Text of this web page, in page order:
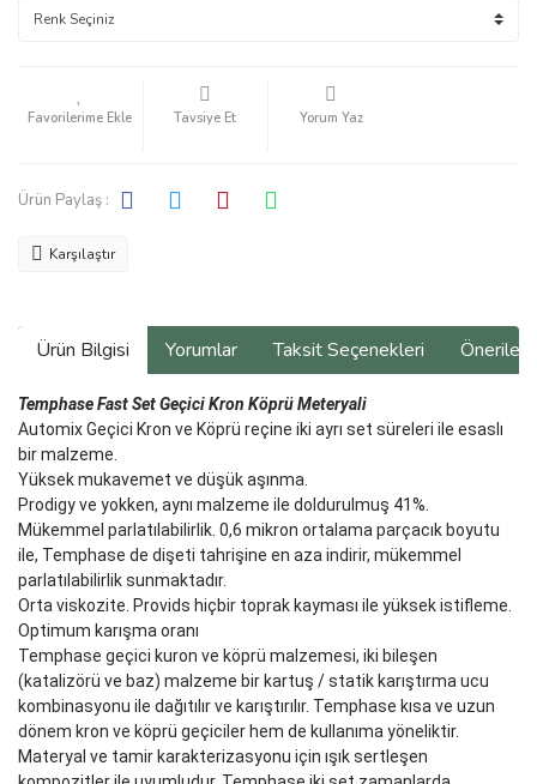
Tavsiye Et Yorum Yaz
Ürün Paylaş :
Karşılaştır
Ürün Bilgisi Yorumlar Taksit Seçenekleri
Temphase Fast Set Geçici Kron Köprü Meteryali
Automix Geçici Kron ve Köprü reçine iki ayrı set süreleri ile esaslı
bir malzeme.
Yüksek mukavemet ve düşük aşınma.
Prodigy ve yokken, aynı malzeme ile doldurulmuş 41%.
Mükemmel parlatılabilirlik. 0,6 mikron ortalama parçacık boyutu
ile, Temphase de dişeti tahrişine en aza indirir, mükemmel
parlatılabilirlik sunmaktadır.
Orta viskozite. Provids hiçbir toprak kayması ile yüksek istifleme.
Optimum karışma oranı
Temphase geçici kuron ve köprü malzemesi, iki bileşen
(katalizörü ve baz) malzeme bir kartuş / statik karıştırma ucu
kombinasyonu ile dağıtılır ve karıştırılır. Temphase kısa ve uzun
dönem kron ve köprü geçiciler hem de kullanıma yöneliktir.
Materyal ve tamir karakterizasyonu için ışık sertleşen